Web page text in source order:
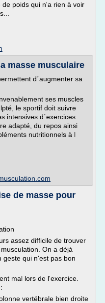
poids qui n'a rien à voir
masse musculaire
d´augmenter sa
ses muscles
le sportif doit suivre
intensives d´exercices
adapté, du repos ainsi
nutritionnels à l
de masse pour
assez difficile de trouver
On a déjà
geste qui n'est pas bon
mal lors de l'exercice.
vertébrale bien droite